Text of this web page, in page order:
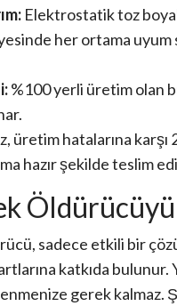
Elektrostatik toz
her ortama uyum
%100 yerli üretim olan
üretim hatalarına karşı
hazır şekilde teslim
sadece etkili bir
katkıda bulunur.
gerek kalmaz.